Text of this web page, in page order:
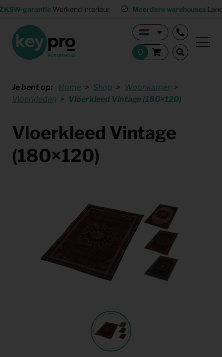
garantie Werkend interieur Meerdere warehouses
Je bent op: Home Shop
Woonkamer
Vloerkleden
Vloerkleed Vintage (180×120)
Vloerkleed Vintage
(180×120)